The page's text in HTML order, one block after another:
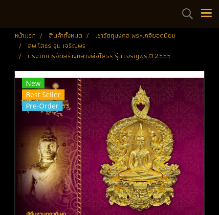
หน้าแรก สินค้าทั้งหมด
เช่าวัตถุมงคล พระเกจิยอดนิยม
ลพ.โสธร รุ่น เจริญพร
ประวัติการจัดสร้างหลวงพ่อโสธร รุ่น เจริญพร ปี 2555
New
Best Seller
Pre-Order